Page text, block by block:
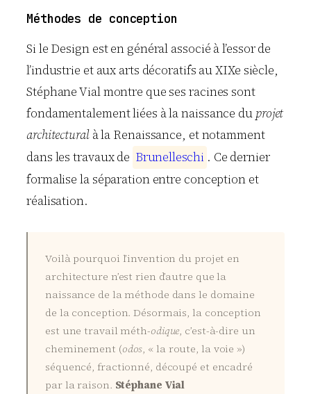
Méthodes de conception
Si le Design est en général associé à l’essor de
l’industrie et aux arts décoratifs au XIXe siècle,
Stéphane Vial montre que ses racines sont
fondamentalement liées à la naissance du projet
architecturalà la Renaissance, et notamment
dans les travaux de Brunelleschi . Ce dernier
formalise la séparation entre conception et
réalisation.
Voilà pourquoi l’invention du projet en
architecture n’est rien d’autre que la
naissance de la méthode dans le domaine
de la conception. Désormais, la conception
est une travail méth-odique, c’est-à-dire un
cheminement (odos, « la route, la voie »)
séquencé, fractionné, découpé et encadré
par la raison. Stéphane Vial